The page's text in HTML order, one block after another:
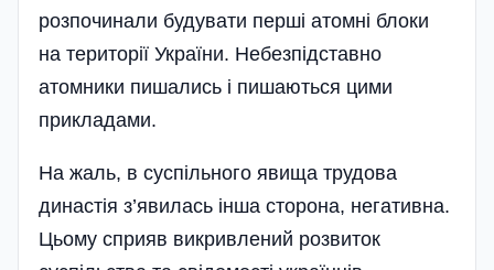
розпочинали будувати перші атомні блоки
на території України. Небезпідставно
атомники пишались і пишаються цими
прикладами.
На жаль, в суспільного явища трудова
династія з’явилась інша сторона, негативна.
Цьому сприяв викривлений розвиток